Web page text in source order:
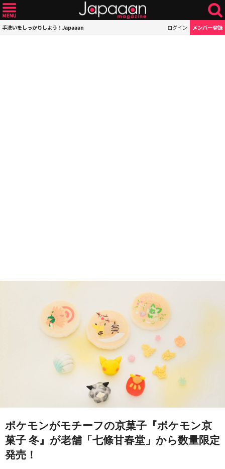
手洗いをしっかりしよう！Japaaan ログイン メンバー登録
ポケモンがモチーフの京菓子『ポケモン京
菓子 冬』が老舗「七條甘春堂」から数量限定
発売！